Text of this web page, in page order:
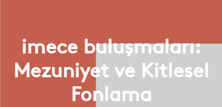
imece buluşmaları:
Mezuniyet ve Kitlesel
Fonlama